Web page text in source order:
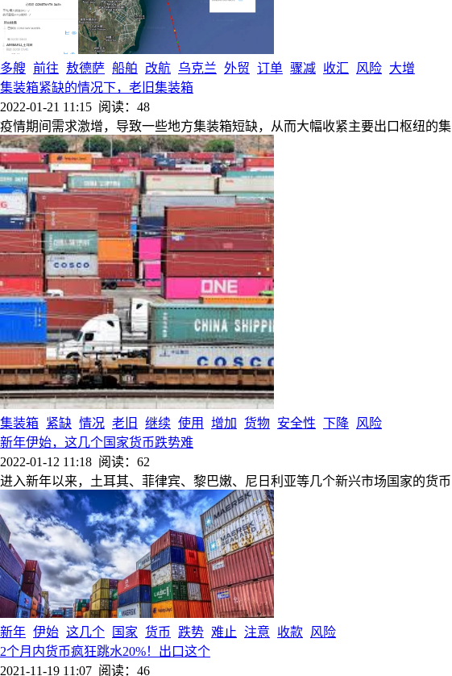
多艘 前往 敖德萨 船舶 改航 乌克兰 外贸 订单 骤减 收汇 风险 大增
集装箱紧缺的情况下，老旧集装箱
2022-01-21 11:15 阅读：48
疫情期间需求激增，导致一些地方集装箱短缺，从而大幅收紧主要出口枢纽的集
集装箱 紧缺 情况 老旧 继续 使用 增加 货物 安全性 下降 风险
新年伊始，这几个国家货币跌势难
2022-01-12 11:18 阅读：62
进入新年以来，土耳其、菲律宾、黎巴嫩、尼日利亚等几个新兴市场国家的货币
新年 伊始 这几个 国家 货币 跌势 难止 注意 收款 风险
2个月内货币疯狂跳水20%！出口这个
2021-11-19 11:07 阅读：46